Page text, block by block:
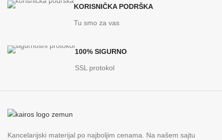
KORISNIČKA PODRŠKA
Tu smo za vas
100% SIGURNO
SSL protokol
Kancelarijski materijal po najboljim cenama. Na našem sajtu